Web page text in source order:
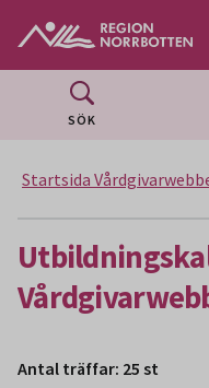
SÖK
Startsida
Antal träffar: 25 st